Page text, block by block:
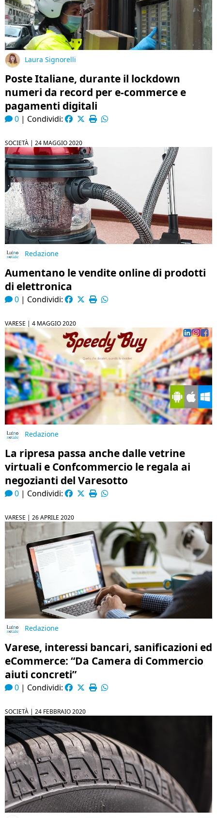
Laura Signorelli
Poste Italiane, durante il lockdown
numeri da record per e-commerce e
pagamenti digitali
0 | Condividi:
SOCIETÀ | 24 MAGGIO 2020
Redazione
Aumentano le vendite online di prodotti
di elettronica
0 | Condividi:
VARESE | 4 MAGGIO 2020
Redazione
La ripresa passa anche dalle vetrine
virtuali e Confcommercio le regala ai
negozianti del Varesotto
0 | Condividi:
VARESE | 26 APRILE 2020
Redazione
Varese, interessi bancari, sanificazioni ed
eCommerce: “Da Camera di Commercio
aiuti concreti”
0 | Condividi:
SOCIETÀ | 24 FEBBRAIO 2020